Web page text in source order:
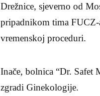
Drežnice, sjeverno od
pripadnikom tima
vremenskoj proceduri.
Inače, bolnica “Dr.
zgradi Ginekologije.